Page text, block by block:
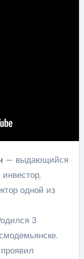
— выдающийся
одной из
3